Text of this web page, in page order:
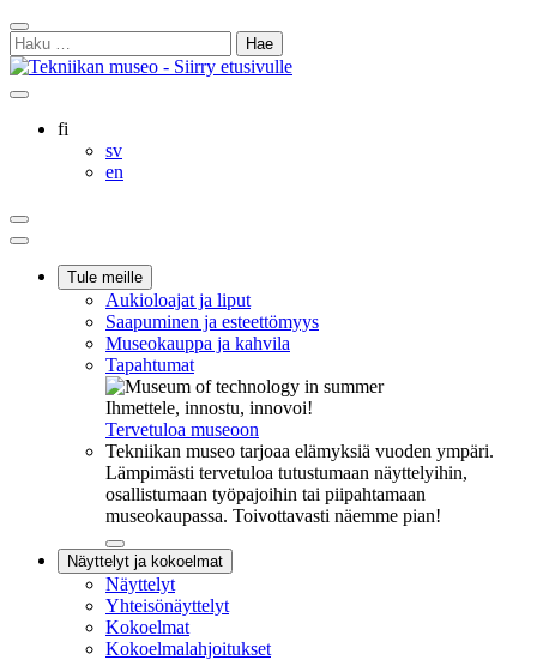
Siirry
sisältöön
Sulje
hakukenttä
Haku:
Ostoskorisi
Oma
Hae
sivultafi
svSvenska
en
Ostoskorisi
Oma
tiliHae
Päävalikko
Tule meille
Aukioloajat ja liput
Saapuminen ja esteettömyys
Museokauppa ja kahvila
Tapahtumat
Ihmettele, innostu, innovoi!
Tervetuloa museoon
Tekniikan museo tarjoaa elämyksiä vuoden ympäri.
Lämpimästi tervetuloa tutustumaan näyttelyihin,
osallistumaan työpajoihin tai piipahtamaan
museokaupassa. Toivottavasti näemme pian!
Sulje
alavalikko
Näyttelyt ja kokoelmat
Näyttelyt
Yhteisönäyttelyt
Kokoelmat
Kokoelmalahjoitukset